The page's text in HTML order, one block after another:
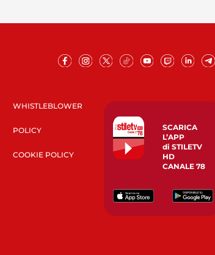
WHISTLEBLOWER
POLICY
COOKIE POLICY
SCARICA
L’APP
di STILETV
HD
CANALE 78